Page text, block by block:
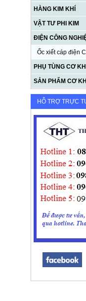
HÀNG KIM KHÍ
VẬT TƯ PHI KIM
ĐIỆN CÔNG
Ốc xiết cáp điện
PHỤ TÙNG CƠ KHÍ
SẢN PHẨM CƠ KHI
HỖ TRỢ TRỰC